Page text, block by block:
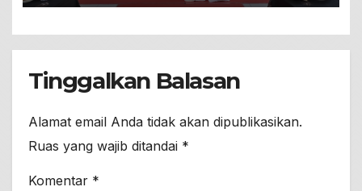
Desa Sumengko
Tinggalkan Balasan
Alamat email Anda tidak akan dipublikasikan.
Ruas yang wajib ditandai *
Komentar *